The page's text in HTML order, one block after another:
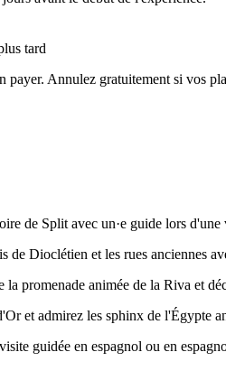
tard
payer. Annulez gratuitement si vos
de Split avec un·e guide lors d'une
de Dioclétien et les rues anciennes
la promenade animée de la Riva et
et admirez les sphinx de l'Égypte
guidée en espagnol ou en